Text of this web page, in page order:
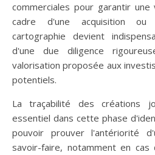
commerciales pour garantir une
cadre d'une acquisition
cartographie devient
d'une due diligence
valorisation proposée aux
potentiels.
La traçabilité des créations
essentiel dans cette phase
pouvoir prouver l'antériorité
savoir-faire, notamment en